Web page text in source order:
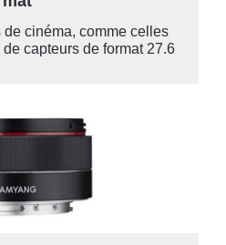
de cinéma, comme celles
capteurs de format 27.6